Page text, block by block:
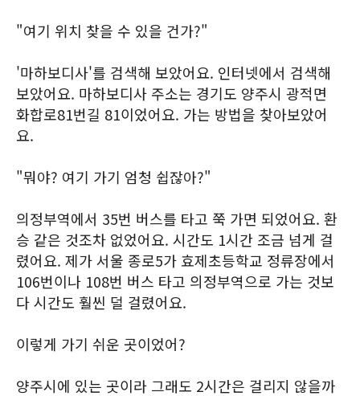
"여기 위치 찾을 수 있을 건가?"
'마하보디사'를 검색해 보았어요. 인터넷에서 검색해
보았어요. 마하보디사 주소는 경기도 양주시 광적면
화합로81번길 81이었어요. 가는 방법을 찾아보았어
요.
"뭐야? 여기 가기 엄청 쉽잖아?"
의정부역에서 35번 버스를 타고 쭉 가면 되었어요. 환
승 같은 것조차 없었어요. 시간도 1시간 조금 넘게 걸
렸어요. 제가 서울 종로5가 효제초등학교 정류장에서
106번이나 108번 버스 타고 의정부역으로 가는 것보
다 시간도 훨씬 덜 걸렸어요.
이렇게 가기 쉬운 곳이었어?
양주시에 있는 곳이라 그래도 2시간은 걸리지 않을까